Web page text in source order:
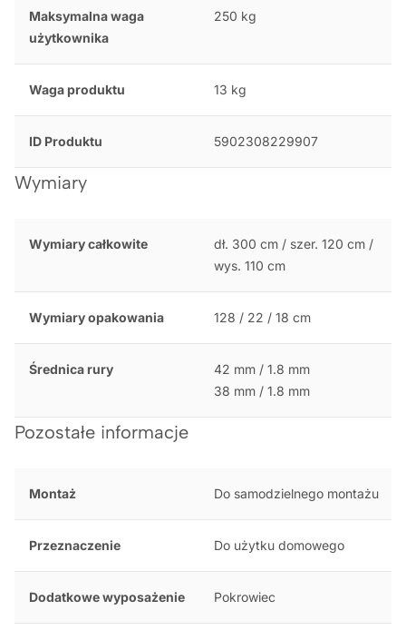
Maksymalna waga
użytkownika
250 kg
Waga produktu 13 kg
ID Produktu 5902308229907
Wymiary
Wymiary całkowite
dł. 300 cm / szer. 120 cm /
wys. 110 cm
Wymiary opakowania 128 / 22 / 18 cm
Średnica rury
42 mm / 1.8 mm
38 mm / 1.8 mm
Pozostałe informacje
Montaż Do samodzielnego montażu
Przeznaczenie Do użytku domowego
Dodatkowe wyposażenie Pokrowiec